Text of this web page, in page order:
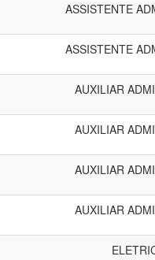
ASSISTENTE
ASSISTENTE
AUXILIAR
AUXILIAR
AUXILIAR
AUXILIAR